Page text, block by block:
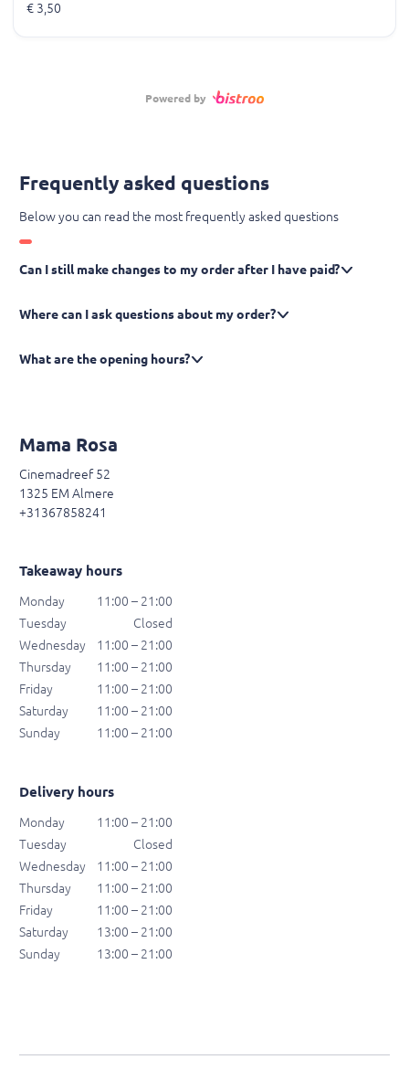
€ 3,50
Powered by
Frequently asked questions
Below you can read the most frequently asked questions
Can I still make changes to my order after I have paid?
Where can I ask questions about my order?
What are the opening hours?
Mama Rosa
Cinemadreef 52
1325 EM Almere
+31367858241
Takeaway hours
Monday
11:00 – 21:00
Tuesday
Closed
Wednesday
11:00 – 21:00
Thursday
11:00 – 21:00
Friday
11:00 – 21:00
Saturday
11:00 – 21:00
Sunday
11:00 – 21:00
Delivery hours
Monday
11:00 – 21:00
Tuesday
Closed
Wednesday
11:00 – 21:00
Thursday
11:00 – 21:00
Friday
11:00 – 21:00
Saturday
13:00 – 21:00
Sunday
13:00 – 21:00